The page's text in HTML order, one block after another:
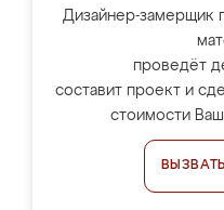
Дизайнер-замерщик
проведёт
составит проект и
стоимости